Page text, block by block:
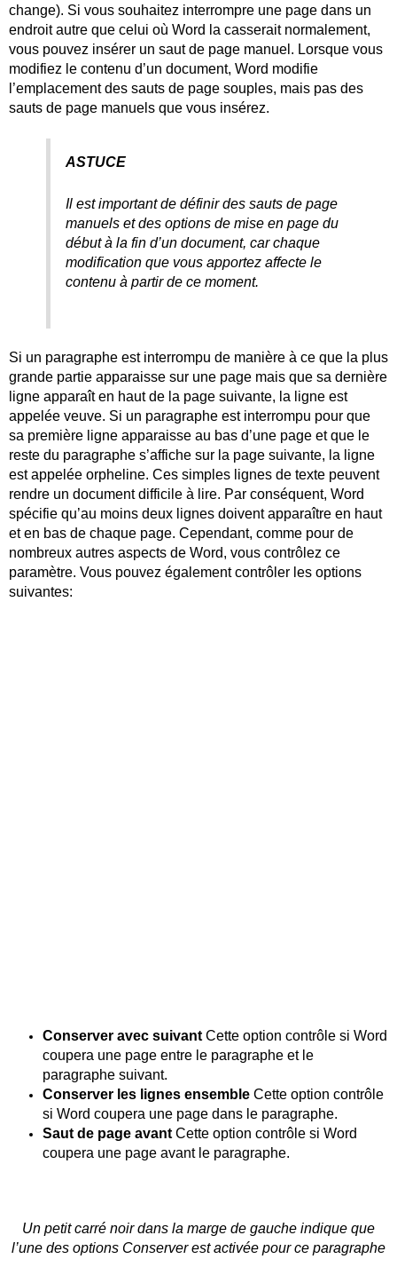
change). Si vous souhaitez interrompre une page dans un
endroit autre que celui où Word la casserait normalement,
vous pouvez insérer un saut de page manuel. Lorsque vous
modifiez le contenu d’un document, Word modifie
l’emplacement des sauts de page souples, mais pas des
sauts de page manuels que vous insérez.
ASTUCE
Il est important de définir des sauts de page
manuels et des options de mise en page du
début à la fin d’un document, car chaque
modification que vous apportez affecte le
contenu à partir de ce moment.
Si un paragraphe est interrompu de manière à ce que la plus
grande partie apparaisse sur une page mais que sa dernière
ligne apparaît en haut de la page suivante, la ligne est
appelée veuve. Si un paragraphe est interrompu pour que
sa première ligne apparaisse au bas d’une page et que le
reste du paragraphe s’affiche sur la page suivante, la ligne
est appelée orpheline. Ces simples lignes de texte peuvent
rendre un document difficile à lire. Par conséquent, Word
spécifie qu’au moins deux lignes doivent apparaître en haut
et en bas de chaque page. Cependant, comme pour de
nombreux autres aspects de Word, vous contrôlez ce
paramètre. Vous pouvez également contrôler les options
suivantes:
Conserver avec suivant Cette option contrôle si Word
coupera une page entre le paragraphe et le
paragraphe suivant.
Conserver les lignes ensemble Cette option contrôle
si Word coupera une page dans le paragraphe.
Saut de page avant Cette option contrôle si Word
coupera une page avant le paragraphe.
Un petit carré noir dans la marge de gauche indique que
l’une des options Conserver est activée pour ce paragraphe